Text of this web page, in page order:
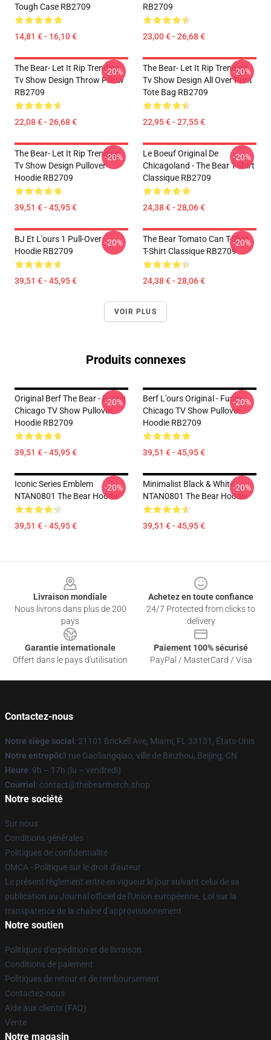
Tough Case RB2709
14,81 € - 16,10 €
RB2709
23,00 € - 26,68 €
The Bear- Let It Rip Trending
Tv Show Design Throw Pillow
RB2709
22,08 € - 26,68 €
-20%
The Bear- Let It Rip Trending
Tv Show Design All Over Print
Tote Bag RB2709
22,95 € - 27,55 €
-20%
The Bear- Let It Rip Trending
Tv Show Design Pullover
Hoodie RB2709
39,51 € - 45,95 €
-20%
Le Boeuf Original De
Chicagoland - The Bear T-Shirt
Classique RB2709
24,38 € - 28,06 €
-20%
BJ Et L'ours 1 Pull-Over
Hoodie RB2709
39,51 € - 45,95 €
-20%
The Bear Tomato Can T-Shirt
T-Shirt Classique RB2709
24,38 € - 28,06 €
-20%
VOIR PLUS
Produits connexes
Original Berf The Bear - Funny
Chicago TV Show Pullover
Hoodie RB2709
39,51 € - 45,95 €
-20%
Berf L'ours Original - Funny
Chicago TV Show Pullover
Hoodie RB2709
39,51 € - 45,95 €
-20%
Iconic Series Emblem
NTAN0801 The Bear Hoodie
39,51 € - 45,95 €
-20%
Minimalist Black & White
NTAN0801 The Bear Hoodie
39,51 € - 45,95 €
-20%
Livraison mondiale
Nous livrons dans plus de 200
pays
Achetez en toute confiance
24/7 Protected from clicks to
delivery
Garantie internationale
Offert dans le pays d'utilisation
Paiement 100% sécurisé
PayPal / MasterCard / Visa
Contactez-nous
Notre siège social : 21101 Brickell Ave, Miami, FL 33131, États-Unis
Notre entrepôt3 rue Gaoliangqiao, ville de Binzhou, Beijing, CN
Heure: 9h – 17h (lu – vendredi)
Courriel : contact@thebearmerch.shop
Notre société
Sur nous
Conditions générales
Politiques de confidentialité
DMCA - Politique sur le droit d'auteur
Le présent règlement entre en vigueur le jour suivant celui de sa
publication au Journal officiel de l'Union européenne. Loi sur la
transparence de la chaîne d'approvisionnement
Notre soutien
Politiques d'expédition et de livraison
Conditions de paiement
Politiques de retour et de remboursement
Contactez-nous
Aide aux clients (FAQ)
Vente
Notre magasin